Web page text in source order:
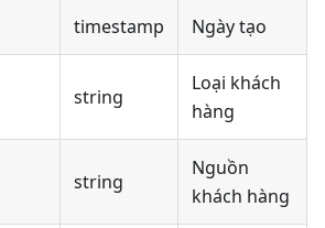
timestamp Ngày tạo
string
Loại khách
hàng
string
Nguồn
khách hàng